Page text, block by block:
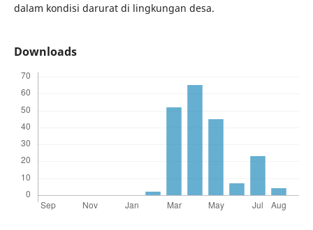
dalam kondisi darurat di lingkungan desa.
Downloads